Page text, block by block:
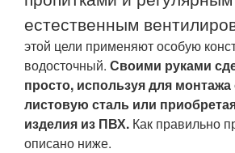
естественным
этой цели применяют особую
водосточный. Своими руками
просто, используя для
листовую сталь или
изделия из ПВХ. Как правильно
описано ниже.